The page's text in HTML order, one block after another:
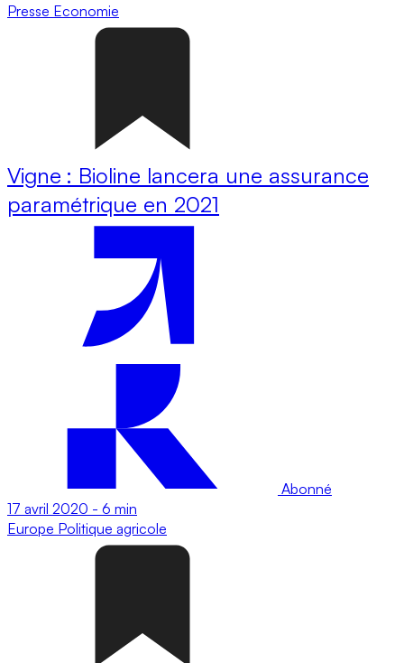
Presse Economie
Vigne : Bioline lancera une assurance
paramétrique en 2021
Abonné
17 avril 2020 - 6 min
Europe Politique agricole